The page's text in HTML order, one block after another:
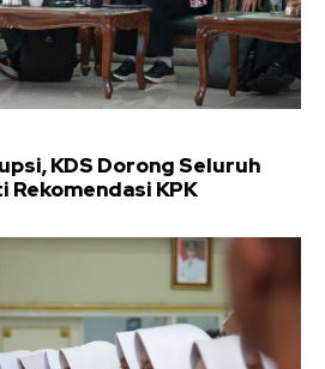
KDS Dorong Seluruh
Rekomendasi KPK